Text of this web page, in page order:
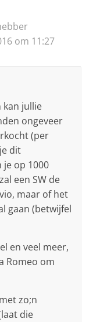
om 11:27
kan jullie
ongeveer
(per
dit
op 1000
een SW de
maar of het
gaan (betwijfel
en veel meer,
Romeo om
zo;n
die